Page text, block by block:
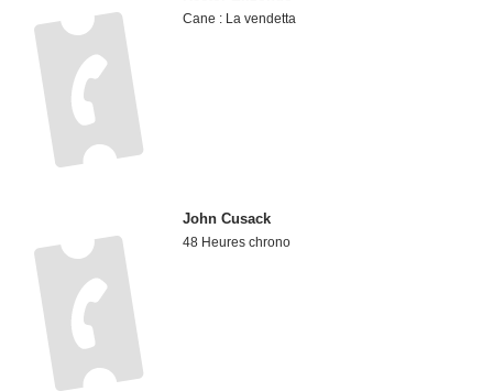
Cane : La vendetta
John Cusack
48 Heures chrono